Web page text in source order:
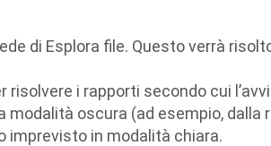
di Esplora file. Questo verrà
i rapporti secondo cui
oscura (ad esempio, dalla
imprevisto in modalità chiara.